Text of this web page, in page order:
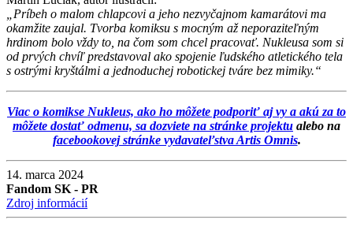
„Príbeh o malom chlapcovi a jeho nezvyčajnom kamarátovi ma
okamžite zaujal. Tvorba komiksu s mocným až neporaziteľným
hrdinom bolo vždy to, na čom som chcel pracovať. Nukleusa som si
od prvých chvíľ predstavoval ako spojenie ľudského atletického tela
s ostrými kryštálmi a jednoduchej robotickej tváre bez mimiky.“
Viac o komikse Nukleus, ako ho môžete podporiť aj vy a akú za to
môžete dostať odmenu, sa dozviete na stránke projektu alebo na
facebookovej stránke vydavateľstva Artis Omnis.
14. marca 2024
Fandom SK - PR
Zdroj informácií